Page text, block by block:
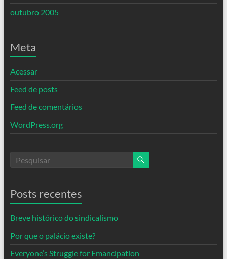
outubro 2005
Meta
Acessar
Feed de posts
Feed de comentários
WordPress.org
Posts recentes
Breve histórico do sindicalismo
Por que o palácio existe?
Everyone’s Struggle for Emancipation